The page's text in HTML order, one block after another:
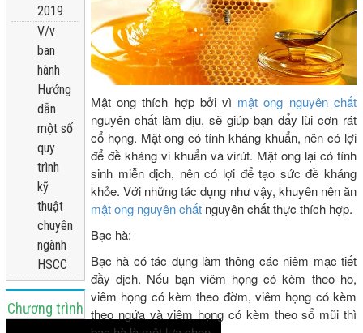
2019
V/v
ban
hành
Hướng
dẫn
một số
quy
trình
kỹ
thuật
chuyên
ngành
HSCC
Chương trình
Mật ong thích hợp bởi vì mật ong nguyên chất
nguyên chất làm dịu, sẽ giúp bạn đẩy lùi cơn rát
cổ họng. Mật ong có tính kháng khuẩn, nên có lợi
để đề kháng vi khuẩn và virút. Mật ong lại có tính
sinh miễn dịch, nên có lợi để tạo sức đề kháng
khỏe. Với những tác dụng như vậy, khuyên nên ăn
mật ong nguyên chất nguyên chất thực thích hợp.
Bạc hà:
Bạc hà có tác dụng làm thông các niêm mạc tiết
đầy dịch. Nếu bạn viêm họng có kèm theo ho,
viêm họng có kèm theo đờm, viêm họng có kèm
theo ngứa và viêm họng có kèm theo sổ mũi thì